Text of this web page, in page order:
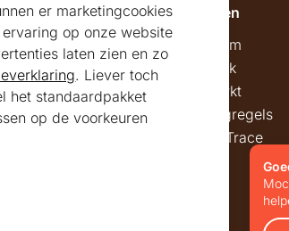
Algemeen
Showroom
Maatwerk
Kerstmarkt
Belastingregels
Track & Trace
er marketingcookies
op onze website
laten zien en zo
. Liever toch
het standaardpakket
op de voorkeuren